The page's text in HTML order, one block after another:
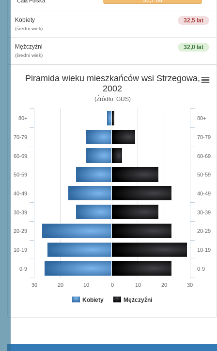
32,5 lat
Kobiety
(średni wiek)
32,0 lat
Mężczyźni
(średni wiek)
Piramida wieku mieszkańców wsi Strzegowa,
2002
(Źródło: GUS)
Kobiety Mężczyźni
0-9
10-19
20-29
30-39
40-49
50-59
60-69
70-79
80+
0-9
10-19
20-29
30-39
40-49
50-59
60-69
70-79
80+
30 20 10 0 10 20 30